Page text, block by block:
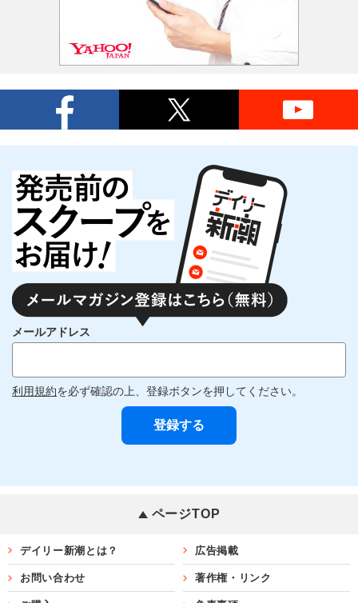
メールアドレス
利用規約を必ず確認の上、登録ボタンを押してください。
ページTOP
デイリー新潮とは？ 広告掲載
お問い合わせ 著作権・リンク